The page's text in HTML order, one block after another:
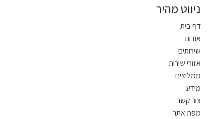
ניווט מהיר
דף בית
אודות
שירותים
אזורי שירות
ממליצים
מידע
צור קשר
מפת אתר